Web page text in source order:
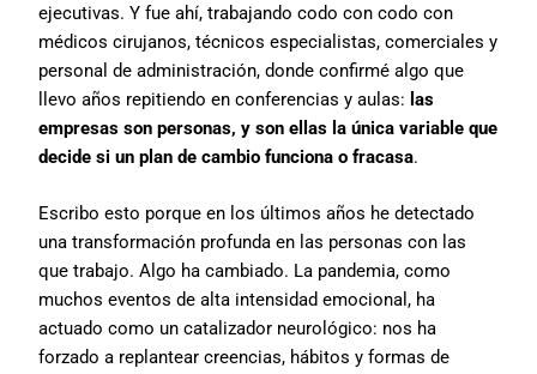
ejecutivas. Y fue ahí, trabajando codo con codo con
médicos cirujanos, técnicos especialistas, comerciales y
personal de administración, donde confirmé algo que
llevo años repitiendo en conferencias y aulas: las
empresas son personas, y son ellas la única variable que
decide si un plan de cambio funciona o fracasa.
Escribo esto porque en los últimos años he detectado
una transformación profunda en las personas con las
que trabajo. Algo ha cambiado. La pandemia, como
muchos eventos de alta intensidad emocional, ha
actuado como un catalizador neurológico: nos ha
forzado a replantear creencias, hábitos y formas de